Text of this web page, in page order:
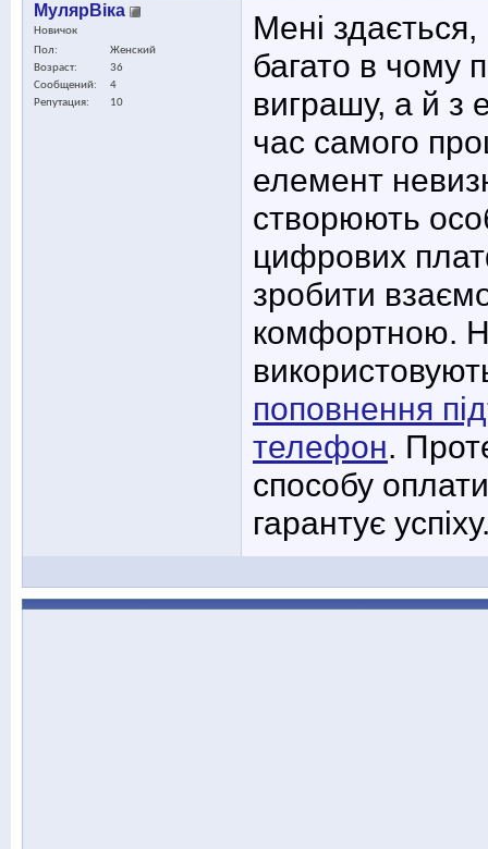
МулярВіка
Новичок
Пол
Женский
Возраст
36
Сообщений
4
Репутация
10
Мені
багато в чому
виграшу, а й з
час самого
елемент
створюють
цифрових
зробити
комфортною.
поповнення
телефон.
способу
гарантує